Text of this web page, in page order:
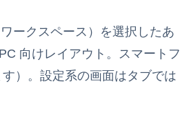
ークスペース）を選択したあ
向けレイアウト。スマートフ
）。設定系の画面はタブでは